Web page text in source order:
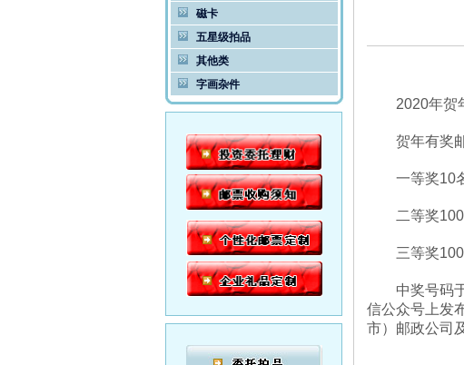
磁卡
五星级拍品
其他类
字画杂件
2020年贺年
贺年有奖邮
一等奖10名
二等奖100
三等奖
中奖号码于
信公众号上发
市）邮政公司